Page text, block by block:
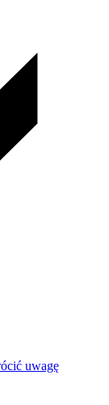
uwagę